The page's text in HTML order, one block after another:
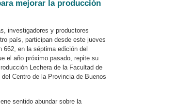
mejorar la producción
investigadores y productores
país, participan desde este jueves
662, en la séptima edición del
el año próximo pasado, repite su
Lechera de la Facultad de
Centro de la Provincia de Buenos
sentido abundar sobre la